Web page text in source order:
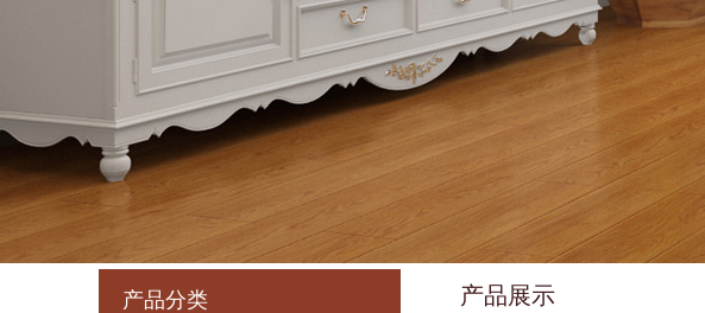
产品分类 产品展示